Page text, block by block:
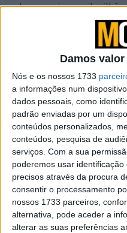
Damos
Nós e os nossos 1733
a informações num
dados pessoais, como
padrão enviadas por um
conteúdos personalizados,
conteúdos, pesquisa de
serviços. Com a sua
poderemos usar
precisos através da procura
consentir o processamento
nossos 1733 parceiros,
alternativa, pode aceder a
alterar as suas preferências
valor superior a mil
registando um
Este aumento reflete a
apelo como símbolo de
em dez mercados
distintiva da marca em